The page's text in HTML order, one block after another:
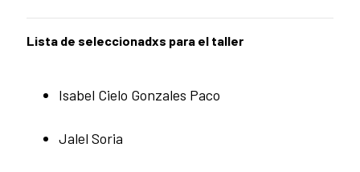
Lista de seleccionadxs para el taller
Isabel Cielo Gonzales Paco
Jalel Soria